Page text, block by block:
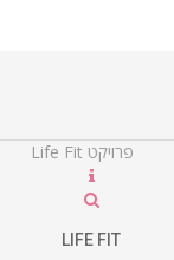
LIFE FIT